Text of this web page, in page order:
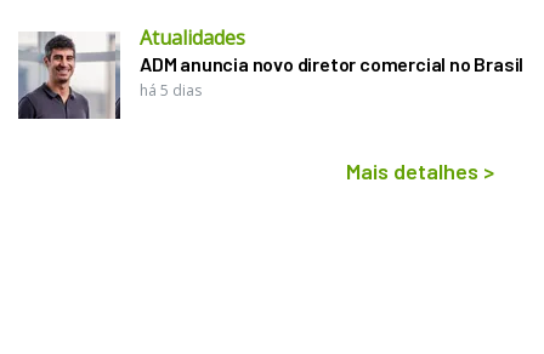
Atualidades
ADM anuncia novo diretor comercial no Brasil
há 5 dias
Mais detalhes >